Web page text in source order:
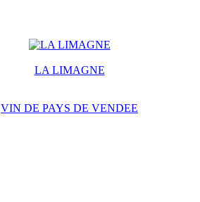
LA LIMAGNE
VIN DE PAYS DE VENDEE